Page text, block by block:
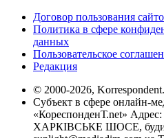
Договор пользования
Политика в сфере
данных
Пользовательское
Редакция
© 2000-2026,
Субъект в сфере онлайн-
«КореспонденТ.net» Адрес:
ХАРКІВСЬКЕ ШОСЕ,